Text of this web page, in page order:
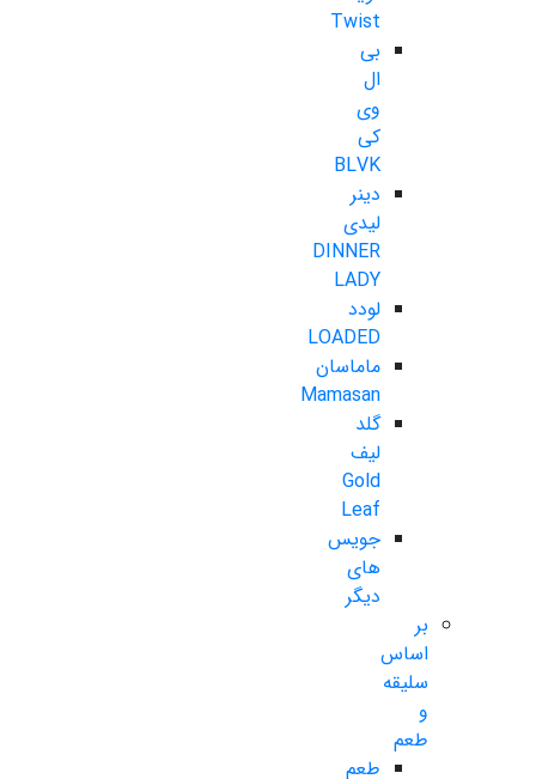
Twist
بی
ال
وی
کی
BLVK
دینر
لیدی
DINNER
LADY
لودد
LOADED
ماماسان
Mamasan
گلد
لیف
Gold
Leaf
جویس
های
دیگر
بر
اساس
سلیقه
و
طعم
طعم